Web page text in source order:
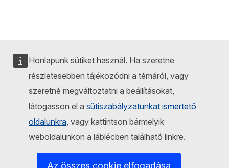
Honlapunk sütiket használ. Ha szeretne
részletesebben tájékozódni a témáról, vagy
szeretné megváltoztatni a beállításokat,
látogasson el a sütiszabályzatunkat ismertető
oldalunkra, vagy kattintson bármelyik
weboldalunkon a láblécben található linkre.
Az összes cookie elfogadása